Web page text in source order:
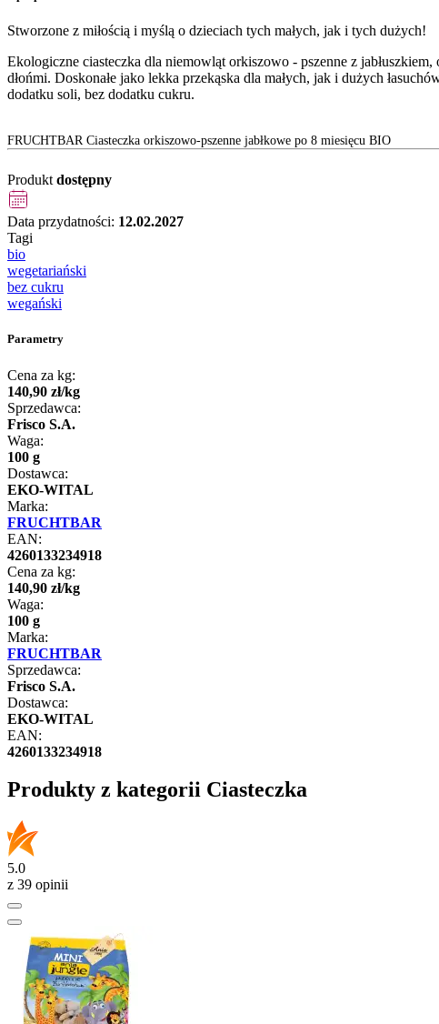
Stworzone z miłością i myślą o dzieciach tych małych, jak i tych dużych!
Ekologiczne ciasteczka dla niemowląt orkiszowo - pszenne z
dłońmi. Doskonałe jako lekka przekąska dla małych, jak i dużych
dodatku soli, bez dodatku cukru.
FRUCHTBAR Ciasteczka orkiszowo-pszenne jabłkowe po 8 miesięcu BIO
Produkt dostępny
Data przydatności: 12.02.2027
Tagi
bio
wegetariański
bez cukru
wegański
Parametry
Cena za kg:
140,90 zł/kg
Sprzedawca:
Frisco S.A.
Waga:
100 g
Dostawca:
EKO-WITAL
Marka:
FRUCHTBAR
EAN:
4260133234918
Cena za kg:
140,90 zł/kg
Waga:
100 g
Marka:
FRUCHTBAR
Sprzedawca:
Frisco S.A.
Dostawca:
EKO-WITAL
EAN:
4260133234918
Produkty z kategorii Ciasteczka
5.0
z 39 opinii